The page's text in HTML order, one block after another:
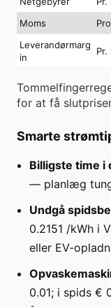
Moms
Leverandørmarg
in
Pr.
for at få
Smarte
Billigste time i
— planlæg
Undgå
0.2151 /kWh i
eller EV-
0.01; i spids €